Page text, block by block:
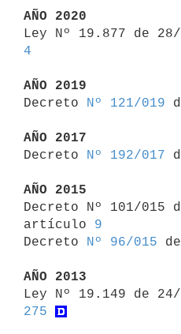
AÑO 2020
4
AÑO 2019
Decreto
Nº 121/019
AÑO 2017
Decreto
Nº 192/017
AÑO 2015
Decreto Nº 101/015
artículo 9
Decreto
Nº 96/015
AÑO 2013
275